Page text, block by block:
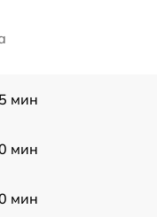
мин
мин
мин